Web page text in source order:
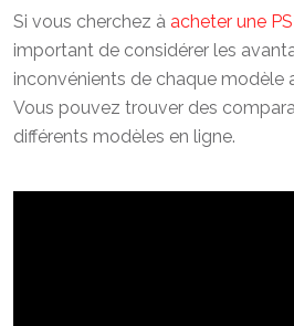
Si vous cherchez à acheter une
important de considérer les
inconvénients de chaque modèle
Vous pouvez trouver des
différents modèles en ligne.